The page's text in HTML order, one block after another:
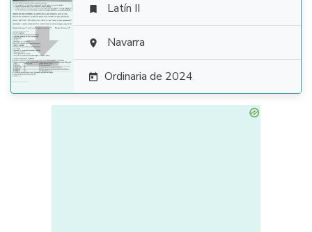

 Latín II
 Navarra
 Ordinaria de 2024